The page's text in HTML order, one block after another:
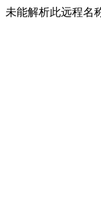
未能解析此远程名